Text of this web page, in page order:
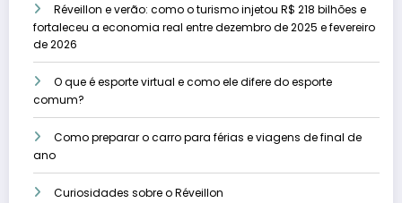
Réveillon e verão: como o turismo injetou R$ 218 bilhões e
fortaleceu a economia real entre dezembro de 2025 e fevereiro
de 2026
O que é esporte virtual e como ele difere do esporte
comum?
Como preparar o carro para férias e viagens de final de
ano
Curiosidades sobre o Réveillon